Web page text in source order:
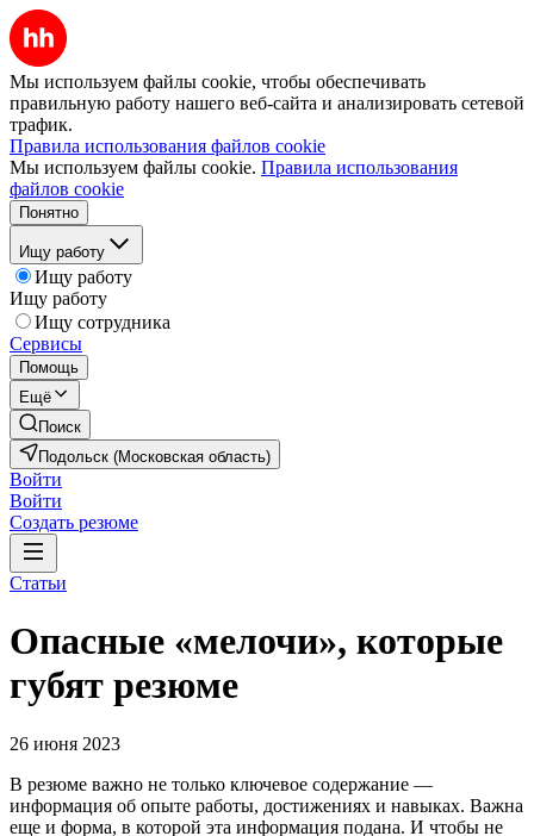
Мы используем файлы cookie, чтобы обеспечивать
правильную работу нашего веб-сайта и анализировать сетевой
трафик.
Правила использования файлов cookie
Мы используем файлы cookie. Правила использования
файлов cookie
Понятно
Ищу работу
Ищу работу
Ищу работу
Ищу сотрудника
Сервисы
Помощь
Ещё
Поиск
Подольск (Московская область)
Войти
Войти
Создать резюме
Статьи
Опасные «мелочи», которые
губят резюме
26 июня 2023
В резюме важно не только ключевое содержание —
информация об опыте работы, достижениях и навыках. Важна
еще и форма, в которой эта информация подана. И чтобы не